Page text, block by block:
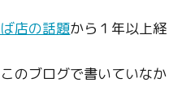
店の話題から１年以上経
のブログで書いていなか